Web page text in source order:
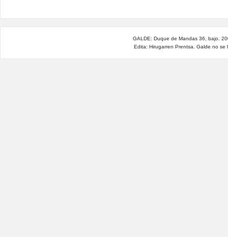
GALDE: Duque de Mandas 36, bajo.
Edita: Hirugarren Prentsa. Galde no